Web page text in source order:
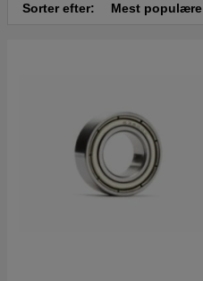
Sorter efter: Mest populære